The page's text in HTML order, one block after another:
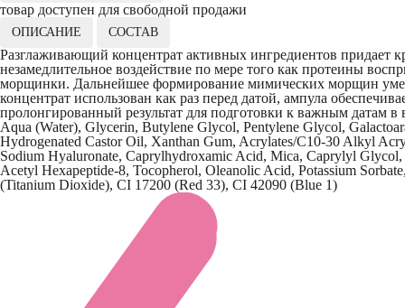
товар доступен для свободной продажи
ОПИСАНИЕ СОСТАВ
Разглаживающий концентрат активных ингредиентов
незамедлительное воздействие по мере того как протеины
морщинки. Дальнейшее формирование мимических морщин
концентрат использован как раз перед датой, ампула
пролонгированный результат для подготовки к важным датам
Aqua (Water), Glycerin, Butylene Glycol, Pentylene Glycol,
Hydrogenated Castor Oil, Xanthan Gum, Acrylates/C10-30 Alkyl
Sodium Hyaluronate, Caprylhydroxamic Acid, Mica, Caprylyl
Acetyl Hexapeptide-8, Tocopherol, Oleanolic Acid, Potassium
(Titanium Dioxide), CI 17200 (Red 33), CI 42090 (Blue 1)